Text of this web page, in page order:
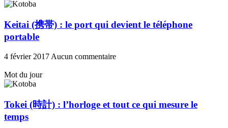
Keitai (携帯) : le port qui devient le téléphone
portable
4 février 2017 Aucun commentaire
Mot du jour
Tokei (時計) : l’horloge et tout ce qui mesure le
temps